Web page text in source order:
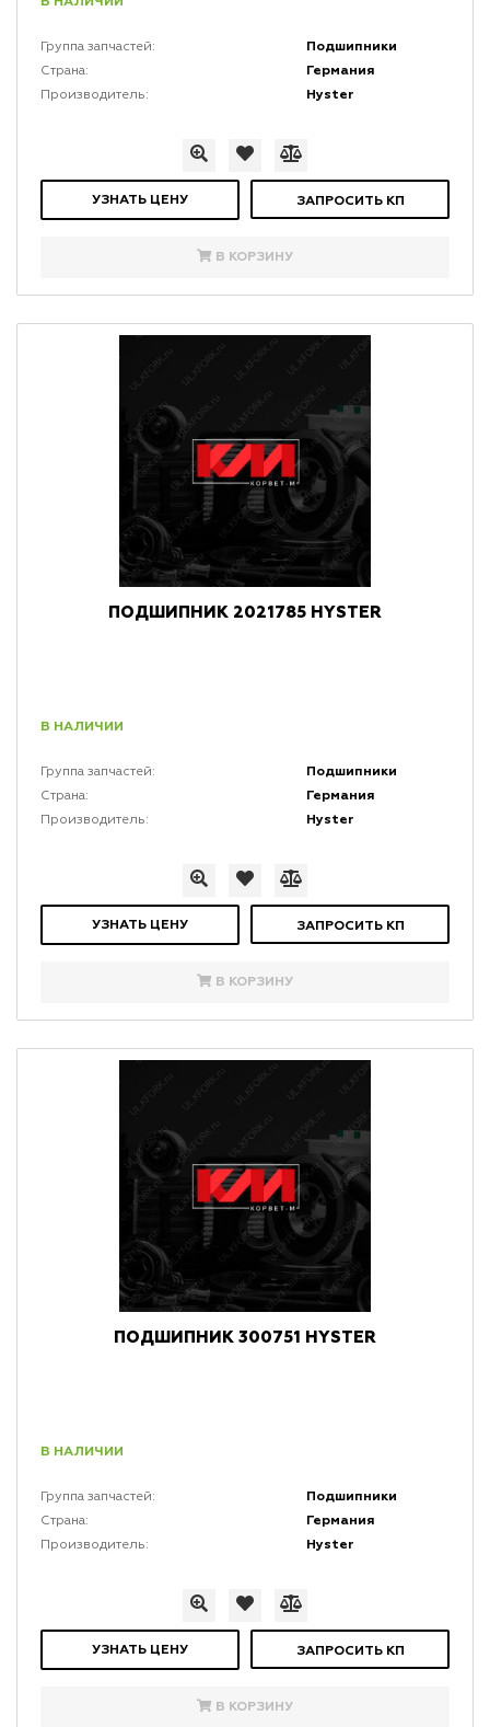
Группа запчастей: Подшипники
Страна: Германия
Производитель: Hyster
УЗНАТЬ ЦЕНУ ЗАПРОСИТЬ КП
В КОРЗИНУ
ПОДШИПНИК 2021785 HYSTER
В НАЛИЧИИ
Группа запчастей: Подшипники
Страна: Германия
Производитель: Hyster
УЗНАТЬ ЦЕНУ ЗАПРОСИТЬ КП
В КОРЗИНУ
ПОДШИПНИК 300751 HYSTER
В НАЛИЧИИ
Группа запчастей: Подшипники
Страна: Германия
Производитель: Hyster
УЗНАТЬ ЦЕНУ ЗАПРОСИТЬ КП
В КОРЗИНУ